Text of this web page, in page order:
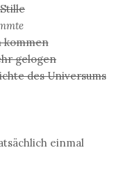
kommen
gelogen
des Universums
einmal